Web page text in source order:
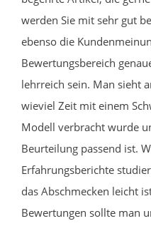
werden Sie mit sehr gut
ebenso die
Bewertungsbereich
lehrreich sein. Man sieht
wieviel Zeit mit einem
Modell verbracht wurde
Beurteilung passend ist.
Erfahrungsberichte
das Abschmecken leicht
Bewertungen sollte man